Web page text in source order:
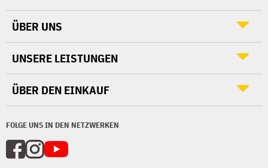
FOLGE UNS IN DEN NETZWERKEN
ÜBER UNS
UNSERE LEISTUNGEN
ÜBER DEN EINKAUF